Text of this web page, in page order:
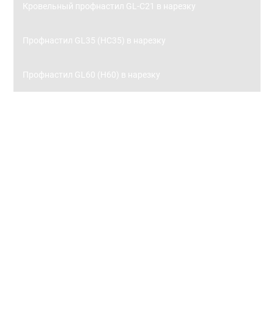
Кровельный профнастил GL-С21 в нарезку
Профнастил GL35 (НС35) в нарезку
Профнастил GL60 (Н60) в нарезку